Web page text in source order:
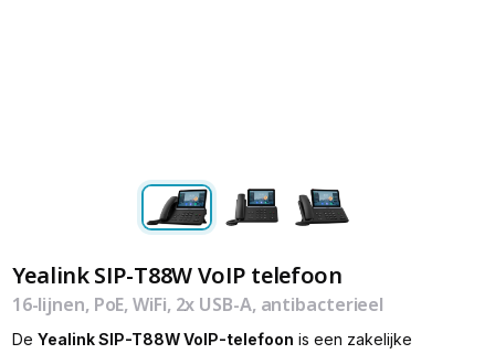
Yealink SIP-T88W VoIP telefoon
16-lijnen, PoE, WiFi, 2x USB-A, antibacterieel
De Yealink SIP-T88W VoIP-telefoon is een zakelijke